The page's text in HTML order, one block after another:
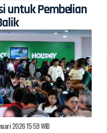
untuk Pembelian
2026 15:59 WIB